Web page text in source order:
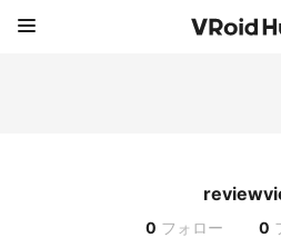
0 フォロー 0